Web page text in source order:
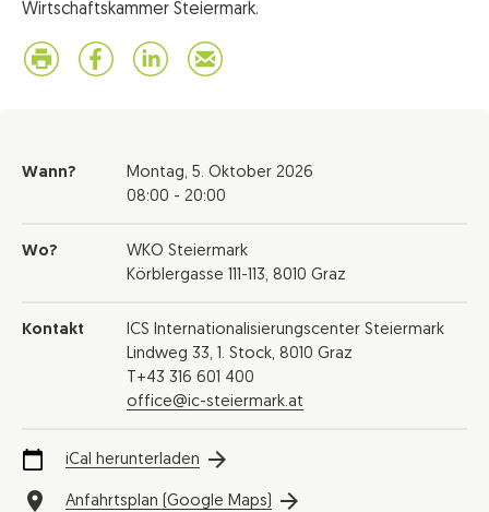
Wirtschaftskammer Steiermark.
Wann? Montag, 5. Oktober 2026
08:00 - 20:00
Wo?
WKO Steiermark
Körblergasse 111-113, 8010 Graz
Kontakt
ICS Internationalisierungscenter Steiermark
Lindweg 33, 1. Stock, 8010 Graz
T+43 316 601 400
office@ic-steiermark.at
iCal herunterladen
Anfahrtsplan (Google Maps)